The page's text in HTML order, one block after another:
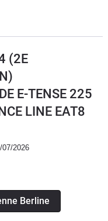
(2E
E-TENSE 225
LINE EAT8
07/2026
Berline